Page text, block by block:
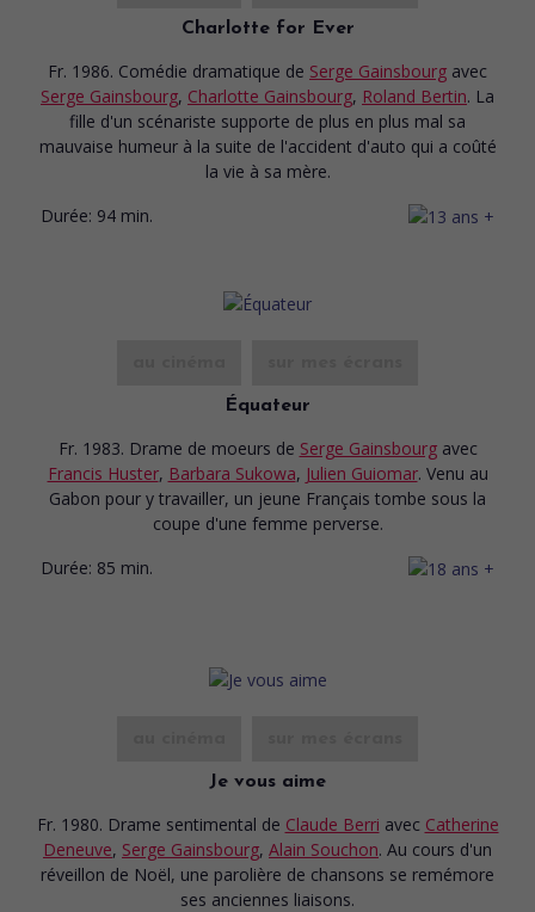
Charlotte for Ever
Fr. 1986. Comédie dramatique de Serge Gainsbourg avec
Serge Gainsbourg, Charlotte Gainsbourg, Roland Bertin. La
fille d'un scénariste supporte de plus en plus mal sa
mauvaise humeur à la suite de l'accident d'auto qui a coûté
la vie à sa mère.
Durée: 94 min.
Équateur
Fr. 1983. Drame de moeurs de Serge Gainsbourg avec
Francis Huster, Barbara Sukowa, Julien Guiomar. Venu au
Gabon pour y travailler, un jeune Français tombe sous la
coupe d'une femme perverse.
Durée: 85 min.
Je vous aime
Fr. 1980. Drame sentimental de Claude Berri avec Catherine
Deneuve, Serge Gainsbourg, Alain Souchon. Au cours d'un
réveillon de Noël, une parolière de chansons se remémore
ses anciennes liaisons.